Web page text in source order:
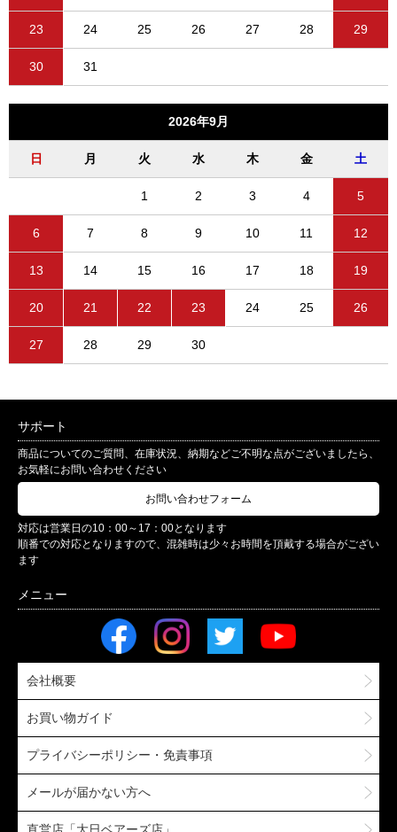
23 24 25 26 27 28 29
30 31
2026年9月
日 月 火 水 木 金 土
1 2 3 4 5
6 7 8 9 10 11 12
13 14 15 16 17 18 19
20 21 22 23 24 25 26
27 28 29 30
サポート
商品についてのご質問、在庫状況、納期などご不明な点がございましたら、
お気軽にお問い合わせください
お問い合わせフォーム
対応は営業日の10：00～17：00となります
順番での対応となりますので、混雑時は少々お時間を頂戴する場合がござい
ます
会社概要
お買い物ガイド
プライバシーポリシー・免責事項
メールが届かない方へ